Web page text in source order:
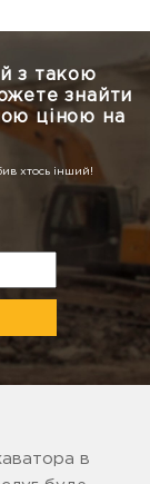
з такою
знайти
ціною на
хтось інший!
в